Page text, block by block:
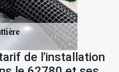
de l'installation